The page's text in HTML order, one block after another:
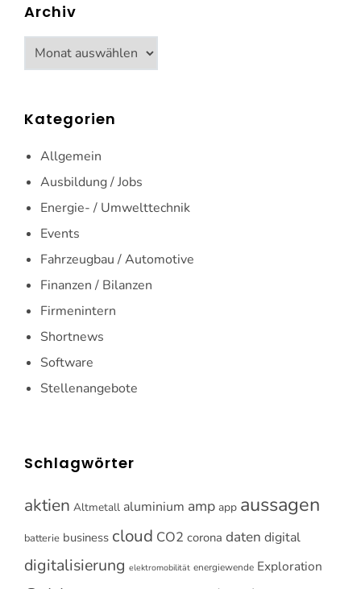
Archiv
Archiv
Kategorien
Allgemein
Ausbildung / Jobs
Energie- / Umwelttechnik
Events
Fahrzeugbau / Automotive
Finanzen / Bilanzen
Firmenintern
Shortnews
Software
Stellenangebote
Schlagwörter
aktien Altmetall aluminium amp app aussagen
batterie business cloud CO2 corona daten digital
digitalisierung elektromobilität energiewende Exploration